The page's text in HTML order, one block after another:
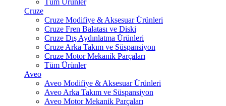
Tüm Ürünler
Cruze
Cruze Modifiye & Aksesuar Ürünleri
Cruze Fren Balatası ve Diski
Cruze Dış Aydınlatma Ürünleri
Cruze Arka Takım ve Süspansiyon
Cruze Motor Mekanik Parçaları
Tüm Ürünler
Aveo
Aveo Modifiye & Aksesuar Ürünleri
Aveo Arka Takım ve Süspansiyon
Aveo Motor Mekanik Parçaları